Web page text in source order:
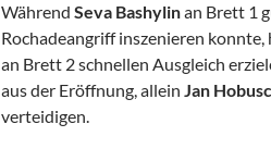
Während Seva Bashylinan Brett 1
Rochadeangriff inszenieren konnte,
an Brett 2 schnellen Ausgleich
aus der Eröffnung, allein Jan
verteidigen.